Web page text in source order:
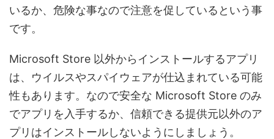
いるか、危険な事なので注意を促しているという事
です。
Microsoft Store 以外からインストールするアプリ
は、ウイルスやスパイウェアが仕込まれている可能
性もあります。なので安全な Microsoft Store のみ
でアプリを入手するか、信頼できる提供元以外のア
プリはインストールしないようにしましょう。